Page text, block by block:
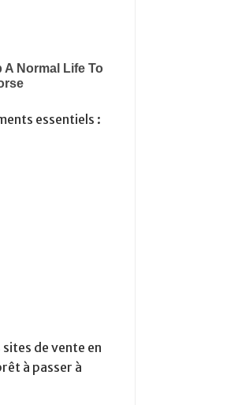
essentiels :
de vente en
à passer à